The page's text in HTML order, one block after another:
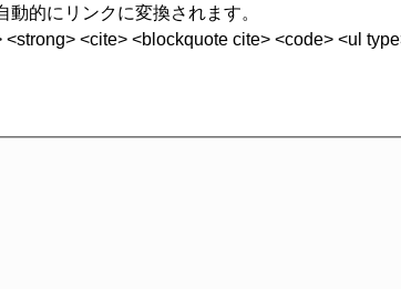
的にリンクに変換されます。
<cite> <blockquote cite> <code> <ul